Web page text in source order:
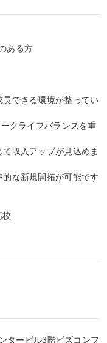
ある方
できる環境が整ってい
クライフバランスを重
収入アップが見込めま
な新規開拓が可能です
校
タービル3階ビズコンフ